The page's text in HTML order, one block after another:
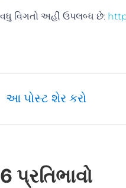
વધુ વિગતો અહીં ઉપલબ્ધ છે:
આ પોસ્ટ શેર કરો
6 પ્રતિભાવો